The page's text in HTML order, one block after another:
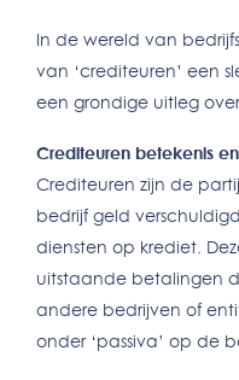
In de wereld van
van ‘crediteuren’ een
een grondige uitleg
Crediteuren betekenis
Crediteuren zijn de
bedrijf geld
diensten op krediet.
uitstaande betalingen
andere bedrijven of
onder ‘passiva’ op de